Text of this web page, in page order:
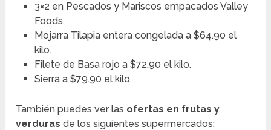
3×2 en Pescados y Mariscos empacados Valley
Foods.
Mojarra Tilapia entera congelada a $64.90 el
kilo.
Filete de Basa rojo a $72.90 el kilo.
Sierra a $79.90 el kilo.
También puedes ver las ofertas en frutas y
verduras de los siguientes supermercados: